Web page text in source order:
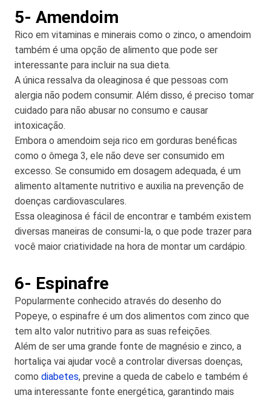
5- Amendoim
Rico em vitaminas e minerais como o zinco, o amendoim
também é uma opção de alimento que pode ser
interessante para incluir na sua dieta.
A única ressalva da oleaginosa é que pessoas com
alergia não podem consumir. Além disso, é preciso tomar
cuidado para não abusar no consumo e causar
intoxicação.
Embora o amendoim seja rico em gorduras benéficas
como o ômega 3, ele não deve ser consumido em
excesso. Se consumido em dosagem adequada, é um
alimento altamente nutritivo e auxilia na prevenção de
doenças cardiovasculares.
Essa oleaginosa é fácil de encontrar e também existem
diversas maneiras de consumi-la, o que pode trazer para
você maior criatividade na hora de montar um cardápio.
6- Espinafre
Popularmente conhecido através do desenho do
Popeye, o espinafre é um dos alimentos com zinco que
tem alto valor nutritivo para as suas refeições.
Além de ser uma grande fonte de magnésio e zinco, a
hortaliça vai ajudar você a controlar diversas doenças,
como diabetes, previne a queda de cabelo e também é
uma interessante fonte energética, garantindo mais